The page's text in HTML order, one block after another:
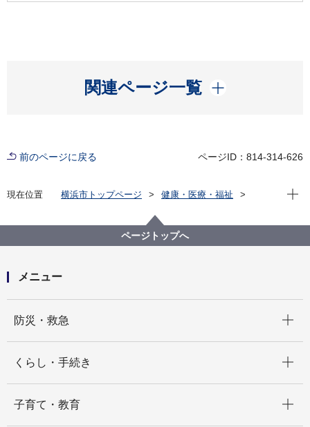
関連ページ一覧
開く
前のページに戻る ページID：814-314-626
現在位置 横浜市トップページ
健康・医療・福祉
障害者差別解消法への対応
視覚障害
（障害者差別事例4）視覚障害 福祉サービス
現在
ページトップへ
メニュー
防災・救急
くらし・手続き
子育て・教育